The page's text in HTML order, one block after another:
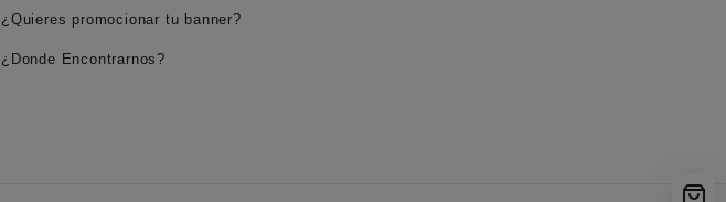
¿Quieres promocionar tu banner?
¿Donde Encontrarnos?